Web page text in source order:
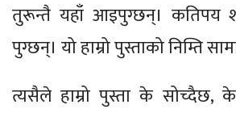
तुरून्तै यहाँ आइपुग्छन्। कतिपय
पुग्छन्। यो हाम्रो पुस्ताको निम्ति
त्यसैले हाम्रो पुस्ता के सोच्दैछ,